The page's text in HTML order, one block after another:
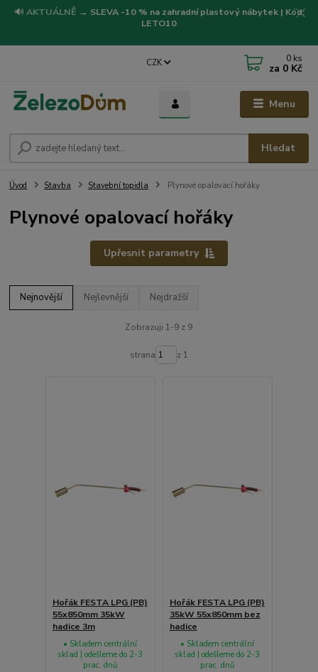
🔊 AKTUÁLNĚ → SLEVA -10 % na zahradní plastový nábytek | Kód:
LETO10
Menu
CZK
Hledat
0 ks
za 0 Kč
Úvod Stavba Stavební topidla Plynové opalovací hořáky
Plynové opalovací hořáky
Upřesnit parametry
Nejnovější Nejlevnější Nejdražší
Zobrazuji 1-9 z 9
strana z 1
Hořák FESTA LPG (PB)
55x850mm 35kW
hadice 3m
• Skladem centrální
sklad | odešleme do 2-3
prac. dnů
Hořák FESTA LPG (PB)
35kW 55x850mm bez
hadice
• Skladem centrální
sklad | odešleme do 2-3
prac. dnů